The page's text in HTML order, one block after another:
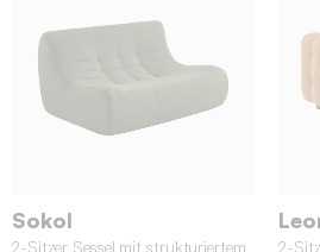
Sokol
2-Sitzer Sessel mit strukturiertem 2-